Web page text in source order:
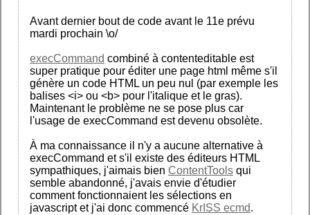
Avant dernier bout de code avant le 11e prévu
mardi prochain \o/
execCommand combiné à contenteditable est
super pratique pour éditer une page html même s'il
génère un code HTML un peu nul (par exemple les
balises <i> ou <b> pour l'italique et le gras).
Maintenant le problème ne se pose plus car
l'usage de execCommand est devenu obsolète.
À ma connaissance il n'y a aucune alternative à
execCommand et s'il existe des éditeurs HTML
sympathiques, j'aimais bien ContentTools qui
semble abandonné, j'avais envie d'étudier
comment fonctionnaient les sélections en
javascript et j'ai donc commencé KrISS ecmd.